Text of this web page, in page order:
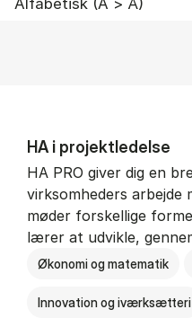
HA i pro­jekt­le­del­se
HA PRO giver dig en
virksomheders arbejde
møder forskellige
lærer at udvikle,
Økonomi og matematik
Innovation og iværksætteri